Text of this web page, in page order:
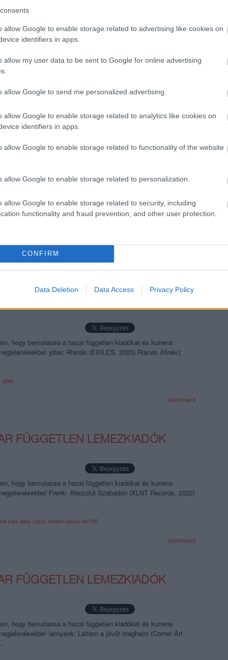
allow Google to enable storage related to advertising like cookies on
identifiers in apps.
allow my user data to be sent to Google for online advertising
allow Google to send me personalized advertising.
allow Google to enable storage related to analytics like cookies on
identifiers in apps.
allow Google to enable storage related to functionality of the website
allow Google to enable storage related to personalization.
allow Google to enable storage related to security, including
functionality and fraud prevention, and other user protection.
CONFIRM
Data Deletion Data Access Privacy Policy
FÜGGETLEN LEMEZKIADÓK
hogy bemutassa a hazai független kiadókat és kurrens
Zlatko Baracskai & Áron Porteleki: Years Apart
komment
FÜGGETLEN LEMEZKIADÓK
hogy bemutassa a hazai független kiadókat és kurrens
Various Artists: Waves Of Budabeats - 15 years
FÜGGETLEN LEMEZKIADÓK
hogy bemutassa a hazai független kiadókat és kurrens
yibai: Rianás (EXILES, 2023) Rianás (főnév):
yibai
komment
FÜGGETLEN LEMEZKIADÓK
hogy bemutassa a hazai független kiadókat és kurrens
Frenk: Abszolút Szabadon (XLNT Records, 2022)
kiss alley catss freakin disco rec100
komment
FÜGGETLEN LEMEZKIADÓK
hogy bemutassa a hazai független kiadókat és kurrens
iamyank: Láttam a jövőt meghalni (Corner Art